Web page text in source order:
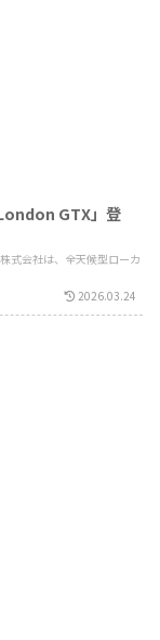
GTX」登
式会社は、全天候型ローカ
2026.03.24